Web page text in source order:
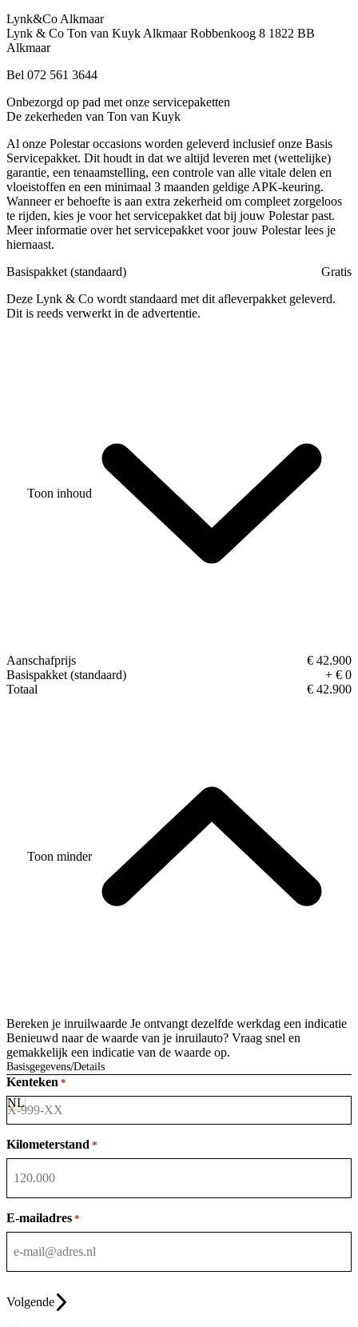
Lynk&Co Alkmaar
Lynk & Co Ton van Kuyk Alkmaar Robbenkoog 8 1822 BB
Alkmaar
Bel 072 561 3644
Onbezorgd op pad met onze servicepaketten
De zekerheden van Ton van Kuyk
Al onze Polestar occasions worden geleverd inclusief onze Basis
Servicepakket. Dit houdt in dat we altijd leveren met (wettelijke)
garantie, een tenaamstelling, een controle van alle vitale delen en
vloeistoffen en een minimaal 3 maanden geldige APK-keuring.
Wanneer er behoefte is aan extra zekerheid om compleet zorgeloos
te rijden, kies je voor het servicepakket dat bij jouw Polestar past.
Meer informatie over het servicepakket voor jouw Polestar lees je
hiernaast.
Basispakket (standaard)
Gratis
Deze Lynk & Co wordt standaard met dit afleverpakket geleverd.
Dit is reeds verwerkt in de advertentie.
Toon inhoud
Aanschafprijs
€ 42.900
Basispakket (standaard)
+ € 0
Totaal
€ 42.900
Toon minder
Bereken je inruilwaarde Je ontvangt dezelfde werkdag een indicatie
Benieuwd naar de waarde van je inruilauto? Vraag snel en
gemakkelijk een indicatie van de waarde op.
Basisgegevens Details
Kenteken *
Kilometerstand *
E-mailadres *
Volgende